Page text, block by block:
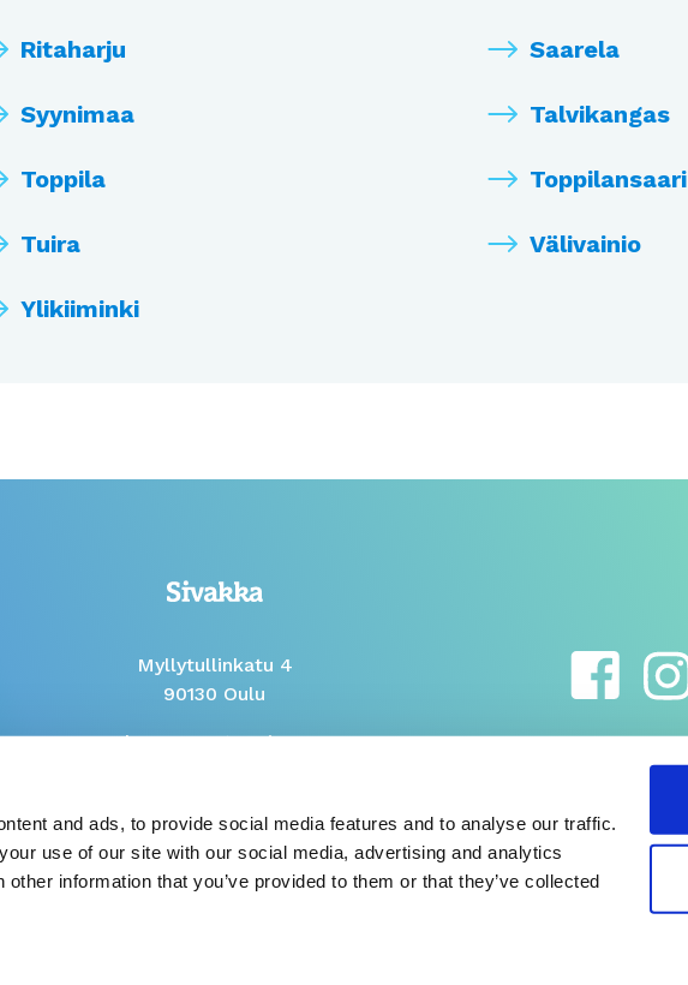
and ads, to provide social media features and to analyse our traffic.
use of our site with our social media, advertising and analytics
information that you’ve provided to them or that they’ve collected
Ritaharju Saarela
Syynimaa Talvikangas
Toppila Toppilansaari
Tuira Välivainio
Ylikiiminki
Myllytullinkatu 4
90130 Oulu
Phone Mon to Fri 9-12
Whistleblow report